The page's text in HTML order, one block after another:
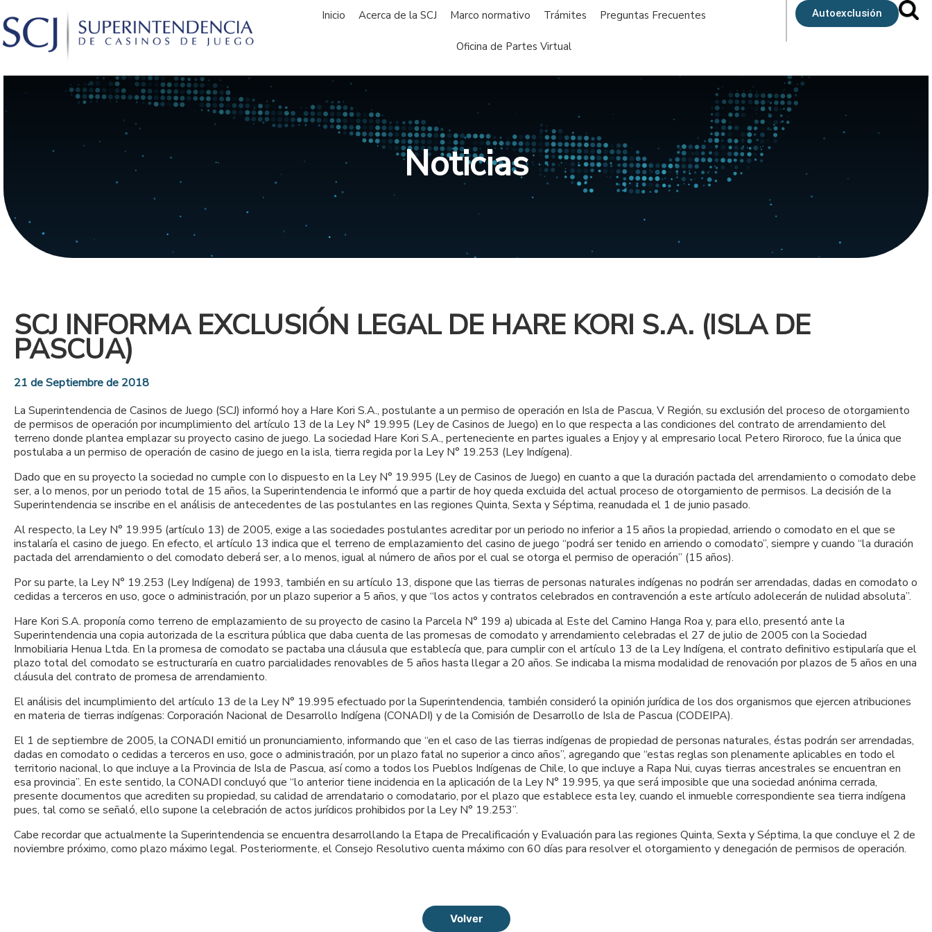
Inicio Acerca de la SCJ Marco normativo Trámites Preguntas Frecuentes
Oficina de Partes Virtual
Autoexclusión
Noticias
SCJ INFORMA EXCLUSIÓN LEGAL DE HARE KORI S.A. (ISLA DE
PASCUA)
21 de Septiembre de 2018
La Superintendencia de Casinos de Juego (SCJ) informó hoy a Hare Kori S.A., postulante a un permiso de operación en Isla de Pascua, V Región, su exclusión del proceso de otorgamiento
de permisos de operación por incumplimiento del artículo 13 de la Ley N° 19.995 (Ley de Casinos de Juego) en lo que respecta a las condiciones del contrato de arrendamiento del
terreno donde plantea emplazar su proyecto casino de juego. La sociedad Hare Kori S.A., perteneciente en partes iguales a Enjoy y al empresario local Petero Riroroco, fue la única que
postulaba a un permiso de operación de casino de juego en la isla, tierra regida por la Ley N° 19.253 (Ley Indígena).
Dado que en su proyecto la sociedad no cumple con lo dispuesto en la Ley N° 19.995 (Ley de Casinos de Juego) en cuanto a que la duración pactada del arrendamiento o comodato debe
ser, a lo menos, por un periodo total de 15 años, la Superintendencia le informó que a partir de hoy queda excluida del actual proceso de otorgamiento de permisos. La decisión de la
Superintendencia se inscribe en el análisis de antecedentes de las postulantes en las regiones Quinta, Sexta y Séptima, reanudada el 1 de junio pasado.
Al respecto, la Ley N° 19.995 (artículo 13) de 2005, exige a las sociedades postulantes acreditar por un periodo no inferior a 15 años la propiedad, arriendo o comodato en el que se
instalaría el casino de juego. En efecto, el artículo 13 indica que el terreno de emplazamiento del casino de juego “podrá ser tenido en arriendo o comodato”, siempre y cuando “la duración
pactada del arrendamiento o del comodato deberá ser, a lo menos, igual al número de años por el cual se otorga el permiso de operación” (15 años).
Por su parte, la Ley N° 19.253 (Ley Indígena) de 1993, también en su artículo 13, dispone que las tierras de personas naturales indígenas no podrán ser arrendadas, dadas en comodato o
cedidas a terceros en uso, goce o administración, por un plazo superior a 5 años, y que “los actos y contratos celebrados en contravención a este artículo adolecerán de nulidad absoluta”.
Hare Kori S.A. proponía como terreno de emplazamiento de su proyecto de casino la Parcela N° 199 a) ubicada al Este del Camino Hanga Roa y, para ello, presentó ante la
Superintendencia una copia autorizada de la escritura pública que daba cuenta de las promesas de comodato y arrendamiento celebradas el 27 de julio de 2005 con la Sociedad
Inmobiliaria Henua Ltda. En la promesa de comodato se pactaba una cláusula que establecía que, para cumplir con el artículo 13 de la Ley Indígena, el contrato definitivo estipularía que el
plazo total del comodato se estructuraría en cuatro parcialidades renovables de 5 años hasta llegar a 20 años. Se indicaba la misma modalidad de renovación por plazos de 5 años en una
cláusula del contrato de promesa de arrendamiento.
El análisis del incumplimiento del artículo 13 de la Ley N° 19.995 efectuado por la Superintendencia, también consideró la opinión jurídica de los dos organismos que ejercen atribuciones
en materia de tierras indígenas: Corporación Nacional de Desarrollo Indígena (CONADI) y de la Comisión de Desarrollo de Isla de Pascua (CODEIPA).
El 1 de septiembre de 2005, la CONADI emitió un pronunciamiento, informando que “en el caso de las tierras indígenas de propiedad de personas naturales, éstas podrán ser arrendadas,
dadas en comodato o cedidas a terceros en uso, goce o administración, por un plazo fatal no superior a cinco años”, agregando que “estas reglas son plenamente aplicables en todo el
territorio nacional, lo que incluye a la Provincia de Isla de Pascua, así como a todos los Pueblos Indígenas de Chile, lo que incluye a Rapa Nui, cuyas tierras ancestrales se encuentran en
esa provincia”. En este sentido, la CONADI concluyó que “lo anterior tiene incidencia en la aplicación de la Ley N° 19.995, ya que será imposible que una sociedad anónima cerrada,
presente documentos que acrediten su propiedad, su calidad de arrendatario o comodatario, por el plazo que establece esta ley, cuando el inmueble correspondiente sea tierra indígena
pues, tal como se señaló, ello supone la celebración de actos jurídicos prohibidos por la Ley N° 19.253”.
Cabe recordar que actualmente la Superintendencia se encuentra desarrollando la Etapa de Precalificación y Evaluación para las regiones Quinta, Sexta y Séptima, la que concluye el 2 de
noviembre próximo, como plazo máximo legal. Posteriormente, el Consejo Resolutivo cuenta máximo con 60 días para resolver el otorgamiento y denegación de permisos de operación.
Volver